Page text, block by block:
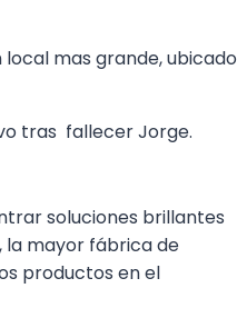
local mas grande, ubicado
tras fallecer Jorge.
soluciones brillantes
la mayor fábrica de
productos en el